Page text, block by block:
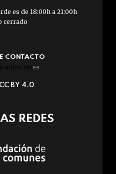
es de 18:00h a 21:00h
cerrado
CONTACTO
(link
e-
CC BY 4.0
REDES